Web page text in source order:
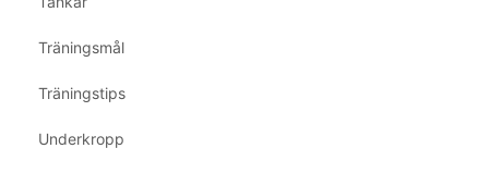
Träningsmål
Träningstips
Underkropp